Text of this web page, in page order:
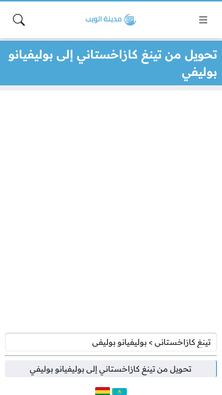
تحويل من تينغ كازاخستاني إلى بوليفيانو
بوليفي
تحويل من تينغ كازاخستاني إلى بوليفيانو بوليفي